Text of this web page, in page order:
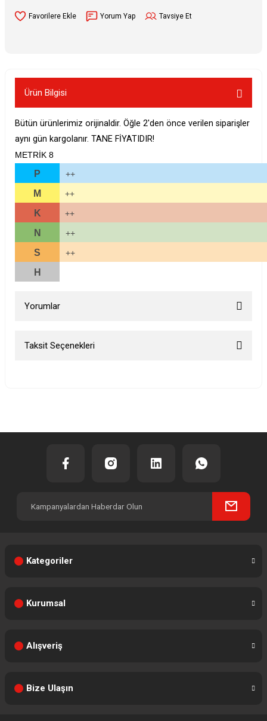
Yorum Yap Tavsiye Et
Ürün Bilgisi
Bütün ürünlerimiz orijinaldir. Öğle 2'den önce verilen siparişler
aynı gün kargolanır. TANE FİYATIDIR!
METRİK 8
P ++
M ++
K ++
N ++
S ++
H
Yorumlar
Taksit Seçenekleri
Kategoriler
Kurumsal
Alışveriş
Bize Ulaşın